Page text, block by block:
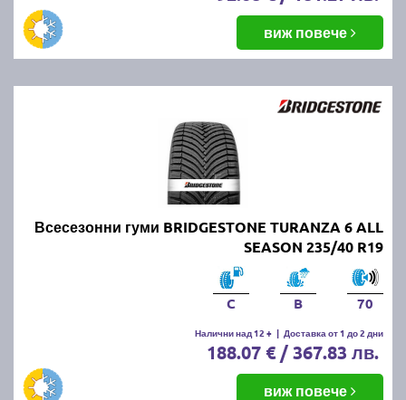
виж повече
Всесезонни гуми BRIDGESTONE TURANZA 6 ALL
SEASON 235/40 R19
C B 70
Налични над 12 + | Доставка от 1 до 2 дни
188.07 € / 367.83 лв.
виж повече